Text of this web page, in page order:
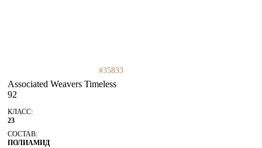
#35833
Associated Weavers Timeless
92
КЛАСС:
23
СОСТАВ:
ПОЛИАМИД